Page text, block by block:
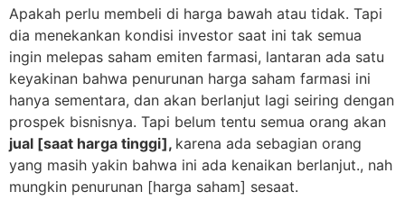
Apakah perlu membeli di harga bawah atau tidak. Tapi
dia menekankan kondisi investor saat ini tak semua
ingin melepas saham emiten farmasi, lantaran ada satu
keyakinan bahwa penurunan harga saham farmasi ini
hanya sementara, dan akan berlanjut lagi seiring dengan
prospek bisnisnya. Tapi belum tentu semua orang akan
jual [saat harga tinggi], karena ada sebagian orang
yang masih yakin bahwa ini ada kenaikan berlanjut., nah
mungkin penurunan [harga saham] sesaat.